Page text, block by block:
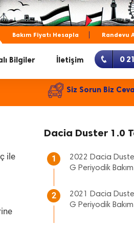
Bakım Fiyatı Hesapla Randevu
Bilgiler İletişim 0
Siz Sorun Biz
ile
Dacia Duster 1.0
1
2022 Dacia
G Periyodik Bakım
2
2021 Dacia
G Periyodik Bakım